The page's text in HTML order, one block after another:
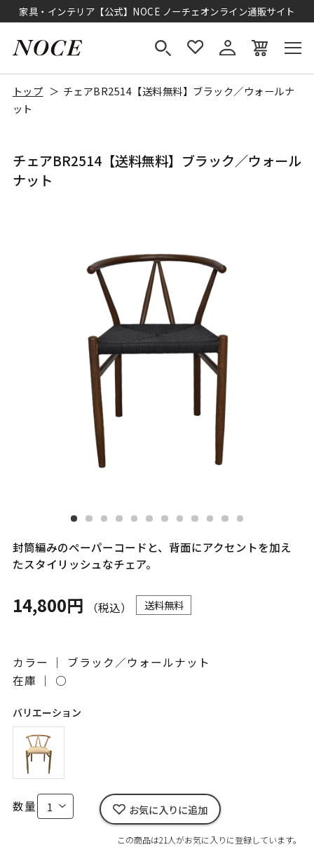
家具・インテリア【公式】NOCE ノーチェオンライン通販サイト
トップ
チェアBR2514【送料無料】ブラック／ウォールナ
ット
チェアBR2514【送料無料】ブラック／ウォール
ナット
封筒編みのペーパーコードと、背面にアクセントを加え
たスタイリッシュなチェア。
14,800円 （税込） 送料無料
カラー ｜ ブラック／ウォールナット
在庫 ｜ ○
バリエーション
数量 お気に入りに追加
この商品は21人がお気に入りに登録しています。